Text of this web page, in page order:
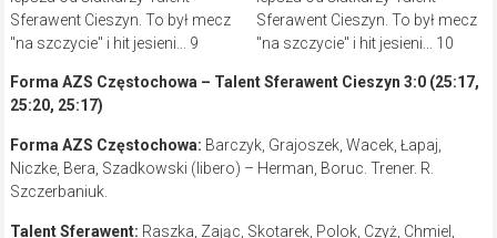
Forma AZS Częstochowa – Talent Sferawent Cieszyn 3:0 (25:17,
25:20, 25:17)
Forma AZS Częstochowa: Barczyk, Grajoszek, Wacek, Łapaj,
Niczke, Bera, Szadkowski (libero) – Herman, Boruc. Trener. R.
Szczerbaniuk.
Talent Sferawent: Raszka, Zając, Skotarek, Polok, Czyż, Chmiel,